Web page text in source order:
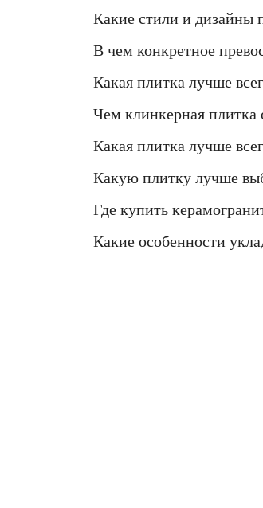
Какие стили и дизайны
В чем конкретное
Какая плитка лучше
Чем клинкерная плитка
Какая плитка лучше
Какую плитку лучше
Где купить
Какие особенности